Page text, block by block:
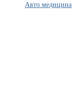
Авто медицина